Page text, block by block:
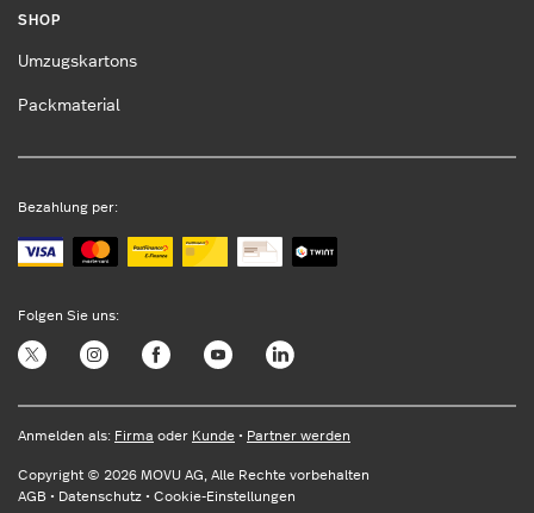
MOVU: die Umzugs-Entstresser™
SHOP
Umzugskartons
Packmaterial
Bezahlung per:
Folgen Sie uns:
Anmelden als: Firma oder Kunde • Partner werden
Copyright © 2026 MOVU AG, Alle Rechte vorbehalten
AGB • Datenschutz • Cookie-Einstellungen